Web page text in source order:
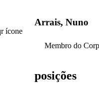
Arrais, Nuno
Membro do
posições